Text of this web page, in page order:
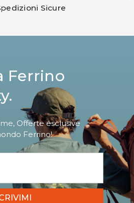
Sicure
Ferrino
Offerte esclusive
Ferrino!